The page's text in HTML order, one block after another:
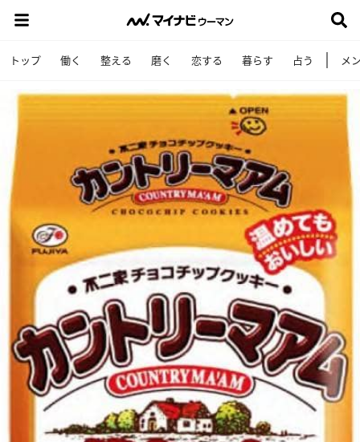
トップ 働く 整える 磨く 恋する 暮らす 占う メ